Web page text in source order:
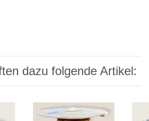
dazu folgende Artikel: